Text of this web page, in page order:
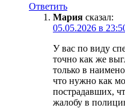
Ответить
Мария сказал:
05.05.2026 в
У вас по виду
точно как же
только в
что нужно как
пострадавших,
жалобу в